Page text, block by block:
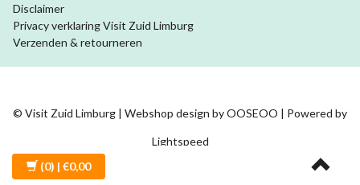
Disclaimer
Privacy verklaring Visit Zuid Limburg
Verzenden & retourneren
© Visit Zuid Limburg | Webshop design byOOSEOO | Powered by
Lightspeed
(0) | €0,00